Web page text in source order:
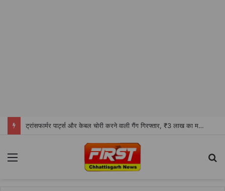
ट्रांसफार्मर पार्ट्स और केबल चोरी करने वाली गैंग गिरफ्तार, ₹3 लाख का मशरूका बरामद
Menu